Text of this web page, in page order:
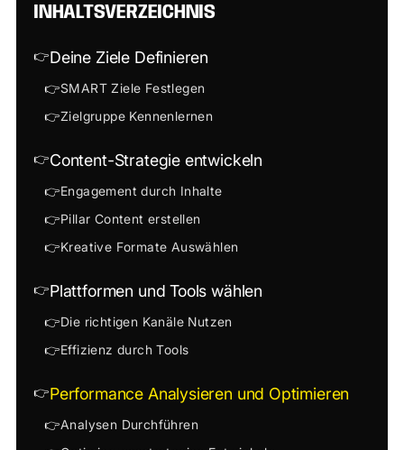
INHALTSVERZEICHNIS
👉Deine Ziele Definieren
👉SMART Ziele Festlegen
👉Zielgruppe Kennenlernen
👉Content-Strategie entwickeln
👉Engagement durch Inhalte
👉Pillar Content erstellen
👉Kreative Formate Auswählen
👉Plattformen und Tools wählen
👉Die richtigen Kanäle Nutzen
👉Effizienz durch Tools
👉Performance Analysieren und Optimieren
👉Analysen Durchführen